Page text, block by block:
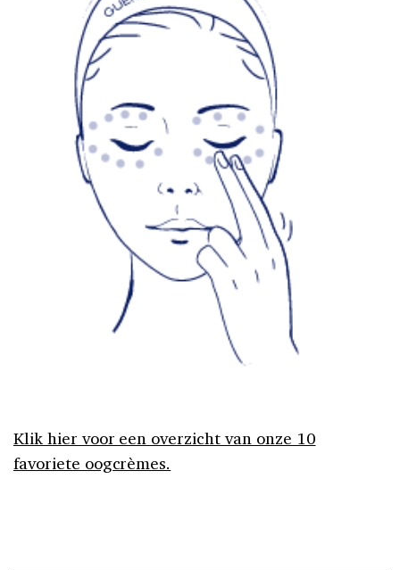
Klik hier voor een overzicht van onze 10
favoriete oogcrèmes.